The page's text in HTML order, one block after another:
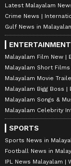
Latest Malayalam
Crime News
Gulf News in
ENTERTAINMENT
Malayalam Film New
Malayalam Short Films
Malayalam Movie
Malayalam Bigg Boss
Malayalam Songs &
Malayalam Celebrity
SPORTS
Sports News in
Football News in
IPL News Malayalam